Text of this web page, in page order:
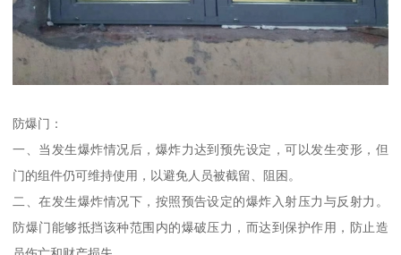
防爆门：
一、当发生爆炸情况后，爆炸力达到预先设定，可以发生变形，但
门的组件仍可维持使用，以避免人员被截留、阻困。
二、在发生爆炸情况下，按照预告设定的爆炸入射压力与反射力。
防爆门能够抵挡该种范围内的爆破压力，而达到保护作用，防止造